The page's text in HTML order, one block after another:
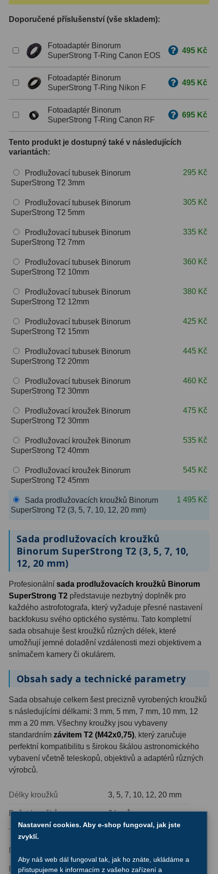
ZOOM12
Měřící, s mřížkou6
Ostatní30
Doplňky1
Měsíční a Polarizační23
CLS a UHC 18
Širokopásmové13
OIII9
Hβ
SII2
Planetární2
Barlow čočky65
Barlow 2x38
Barlow 4x3
Barlow 5x8
Převracecí
Optické hledáčky15
Red Dot hledáčky6
Úchyty a držáky hledáčků4
Příslušenství54
Redukce 1,25" a 2"17
Svítilny 5
Čištění28
Binohlavy
Azimutální AZ 5
Paralaktické EQ19
Fotografické montáže5
Objímky10
Upínací prvky
Závaží3
Doporučené příslušenství (vše skladem):
Fotoadaptér Binorum
SuperStrong T-Ring Canon EOS
495 Kč
Fotoadaptér Binorum
SuperStrong T-Ring Nikon F
495 Kč
Fotoadaptér Binorum
SuperStrong T-Ring Canon RF
695 Kč
Tento produkt je dostupný také v následujících
variantách:
Prodlužovací tubusek Binorum
SuperStrong T2 3mm
295 Kč
Prodlužovací tubusek Binorum
SuperStrong T2 5mm
305 Kč
Prodlužovací tubusek Binorum
SuperStrong T2 7mm
335 Kč
Prodlužovací tubusek Binorum
SuperStrong T2 10mm
360 Kč
Prodlužovací tubusek Binorum
SuperStrong T2 12mm
380 Kč
Prodlužovací tubusek Binorum
SuperStrong T2 15mm
425 Kč
Prodlužovací tubusek Binorum
SuperStrong T2 20mm
445 Kč
Prodlužovací tubusek Binorum
SuperStrong T2 30mm
460 Kč
Prodlužovací kroužek Binorum
SuperStrong T2 30mm
475 Kč
Prodlužovací kroužek Binorum
SuperStrong T2 40mm
535 Kč
Prodlužovací kroužek Binorum
SuperStrong T2 45mm
545 Kč
Sada prodlužovacích kroužků Binorum
SuperStrong T2 (3, 5, 7, 10, 12, 20 mm)
1 495 Kč
Sada prodlužovacích kroužků
Binorum SuperStrong T2 (3, 5, 7, 10,
12, 20 mm)
Profesionální sada prodlužovacích kroužků Binorum
SuperStrong T2 představuje nezbytný doplněk pro
každého astrofotografa, který vyžaduje přesné nastavení
backfokusu svého optického systému. Tato kompletní
sada obsahuje šest kroužků různých délek, které
umožňují jemné doladění vzdálenosti mezi objektivem a
snímačem kamery či okulárem.
Obsah sady a technické parametry
Sada obsahuje celkem šest precizně vyrobených kroužků
s následujícími délkami: 3 mm, 5 mm, 7 mm, 10 mm, 12
mm a 20 mm. Všechny kroužky jsou vybaveny
standardním závitem T2 (M42x0,75), který zaručuje
perfektní kompatibilitu s širokou škálou astronomického
vybavení včetně teleskopů, objektivů a adaptérů různých
výrobců.
Délky kroužků 3, 5, 7, 10, 12, 20 mm
Počet kroužků 6 kusů
Typ závitu
Materiál
Povrchová úprava Matná černá
Nastavení cookies. Aby e-shop fungoval, jak jste
zvyklí.
Aby náš web dál fungoval tak, jak ho znáte, ukládáme a
přistupujeme k informacím z vašeho zařízení a